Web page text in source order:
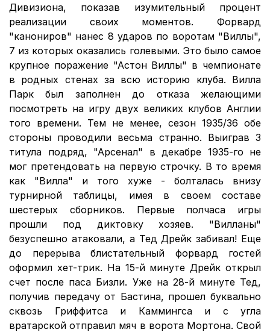
Дивизиона, показав изумительный процент
реализации своих моментов. Форвард
"канониров" нанес 8 ударов по воротам "Виллы",
7 из которых оказались голевыми. Это было самое
крупное поражение "Астон Виллы" в чемпионате
в родных стенах за всю историю клуба. Вилла
Парк был заполнен до отказа желающими
посмотреть на игру двух великих клубов Англии
того времени. Тем не менее, сезон 1935/36 обе
стороны проводили весьма странно. Выиграв 3
титула подряд, "Арсенал" в декабре 1935-го не
мог претендовать на первую строчку. В то время
как "Вилла" и того хуже - болталась внизу
турнирной таблицы, имея в своем составе
шестерых сборников. Первые полчаса игры
прошли под диктовку хозяев. "Вилланы"
безуспешно атаковали, а Тед Дрейк забивал! Еще
до перерыва блистательный форвард гостей
оформил хет-трик. На 15-й минуте Дрейк открыл
счет после паса Бизли. Уже на 28-й минуте Тед,
получив передачу от Бастина, прошел буквально
сквозь Гриффитса и Каммингса и с угла
вратарской отправил мяч в ворота Мортона. Свой